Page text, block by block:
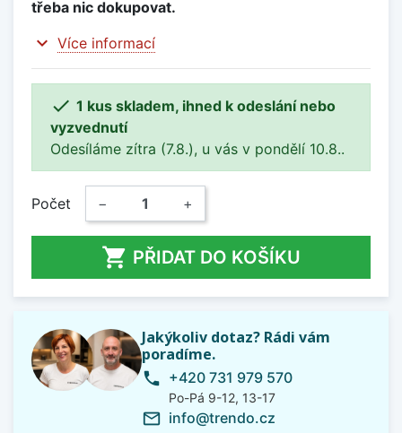
třeba nic dokupovat.
expand_more Více informací
 1 kus skladem, ihned k odeslání nebo
vyzvednutí
Odesíláme zítra (7.8.), u vás v pondělí 10.8..
Počet − +
 PŘIDAT DO KOŠÍKU
Jakýkoliv dotaz? Rádi vám
poradíme.
phone +420 731 979 570
Po-Pá 9-12, 13-17
mail_outline info@trendo.cz